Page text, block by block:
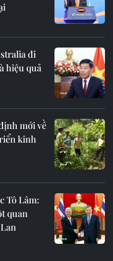
đi
hiệu quả
mới về
kinh
Tô Lâm:
quan